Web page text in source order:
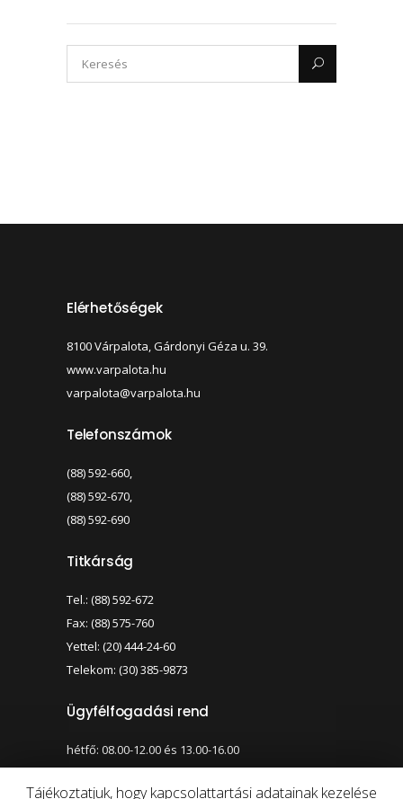
Elérhetőségek
8100 Várpalota, Gárdonyi Géza u. 39.
www.varpalota.hu
varpalota@varpalota.hu
Telefonszámok
(88) 592-660,
(88) 592-670,
(88) 592-690
Titkárság
Tel.: (88) 592-672
Fax: (88) 575-760
Yettel: (20) 444-24-60
Telekom: (30) 385-9873
Ügyfélfogadási rend
hétfő: 08.00-12.00 és 13.00-16.00
szerda: 08.00-12.00 és 13.00-17.00
Tájékoztatjuk, hogy kapcsolattartási adatainak kezelése